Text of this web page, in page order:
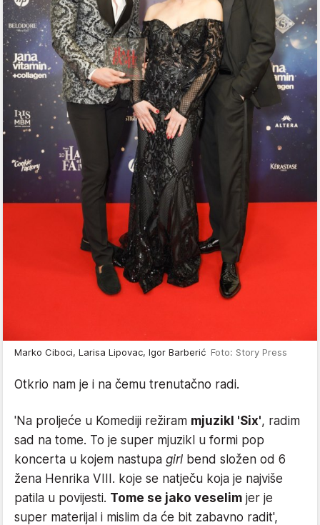
Marko Ciboci, Larisa Lipovac, Igor Barberić Foto: Story Press
Otkrio nam je i na čemu trenutačno radi.
'Na proljeće u Komediji režiram mjuzikl 'Six', radim
sad na tome. To je super mjuzikl u formi pop
koncerta u kojem nastupa girl bend složen od 6
žena Henrika VIII. koje se natječu koja je najviše
patila u povijesti. Tome se jako veselim jer je
super materijal i mislim da će bit zabavno radit',